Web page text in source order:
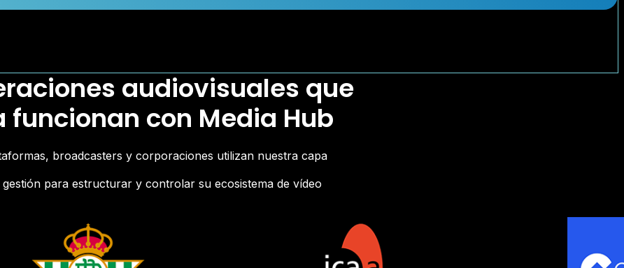
audiovisuales que
funcionan con Media Hub
broadcasters y corporaciones utilizan nuestra capa
gestión para estructurar y controlar su ecosistema de vídeo